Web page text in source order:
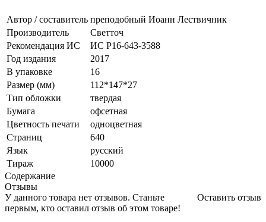
Автор / составитель преподобный Иоанн Лествичник
Производитель
Светточ
Рекомендация ИС
ИС Р16-643-3588
Год издания
2017
В упаковке
16
Размер (мм)
112*147*27
Тип обложки
твердая
Бумага
офсетная
Цветность печати
одноцветная
Страниц
640
Язык
русский
Тираж
10000
Содержание
Отзывы
Оставить отзыв
У данного товара нет отзывов. Станьте
первым, кто оставил отзыв об этом товаре!